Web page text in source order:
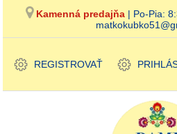
Kamenná predajňa | Po-Pia:
REGISTROVAŤ